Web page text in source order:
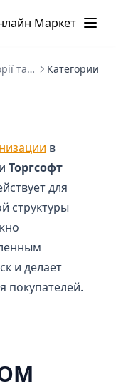
Маркет
Категорії та товари Категории
в
Торгсофт
для
структуры
и делает
покупателей.